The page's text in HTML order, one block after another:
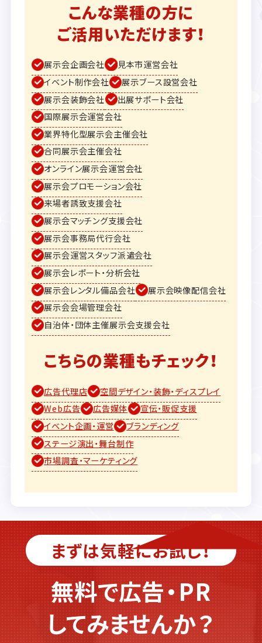
こんな業種の方に
ご活用いただけます！
展示会企画会社
見本市運営会社
イベント制作会社
展示ブース設営会社
展示会装飾会社
出展サポート会社
国際展示会運営会社
業界特化型展示会主催会社
合同展示会主催会社
オンライン展示会運営会社
展示会プロモーション会社
来場者誘致支援会社
展示会マッチング支援会社
展示会事務局代行会社
展示会運営スタッフ派遣会社
展示会レポート・分析会社
展示会レンタル備品会社
展示会映像配信会社
展示会会場管理会社
自治体・団体主催展示会支援会社
こちらの業種もチェック！
広告代理店
空間デザイン・装飾・ディスプレイ
Web広告
広告媒体
宣伝・販促支援
イベント企画・運営
ブランディング
ステージ演出・舞台制作
市場調査・マーケティング
まずは気軽にお試し！
無料で広告・PR
してみませんか？